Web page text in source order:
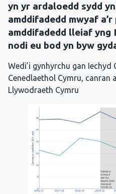
yn yr ardaloedd sydd yn
amddifadedd mwyaf a’r
amddifadedd lleiaf yng
nodi eu bod yn byw
Wedi’i gynhyrchu gan
Cenedlaethol Cymru, canran
Llywodraeth Cymru